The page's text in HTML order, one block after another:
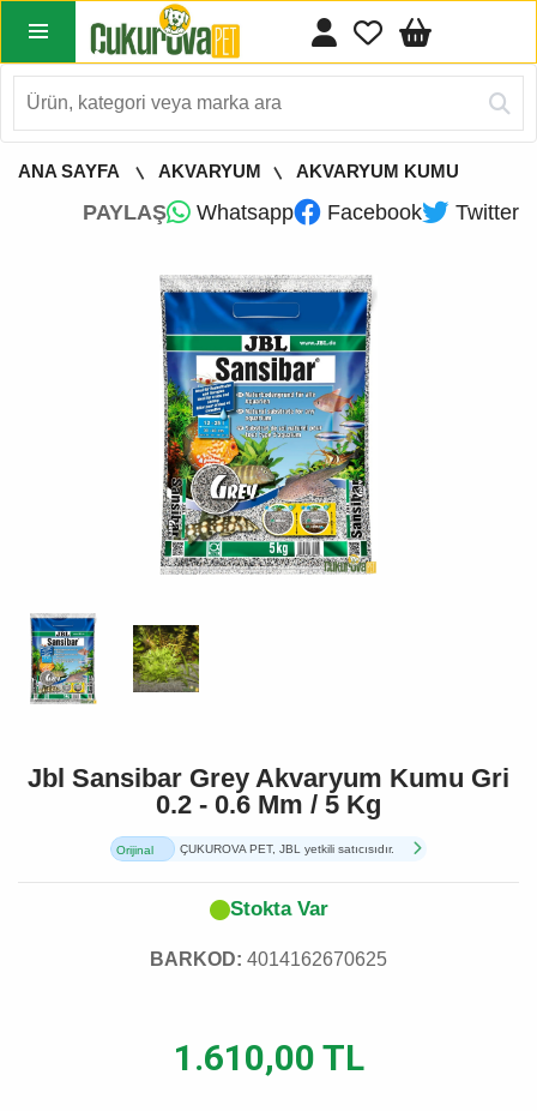
ANA SAYFA AKVARYUM AKVARYUM KUMU
PAYLAŞ Whatsapp Facebook Twitter
Jbl Sansibar Grey Akvaryum Kumu Gri
0.2 - 0.6 Mm / 5 Kg
Orijinal
ÇUKUROVA PET, JBL yetkili satıcısıdır.
Stokta Var
BARKOD: 4014162670625
1.610,00 TL